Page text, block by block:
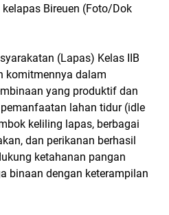
Bireuen (Foto/Dok
(Lapas) Kelas IIB
komitmennya dalam
yang produktif dan
lahan tidur (idle
keliling lapas, berbagai
dan perikanan berhasil
ketahanan pangan
binaan dengan keterampilan